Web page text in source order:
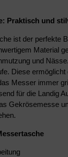
Praktisch und
ist der perfekte
Material
und
Diese
Messer immer
für die Landig
Gekrösemesse
.